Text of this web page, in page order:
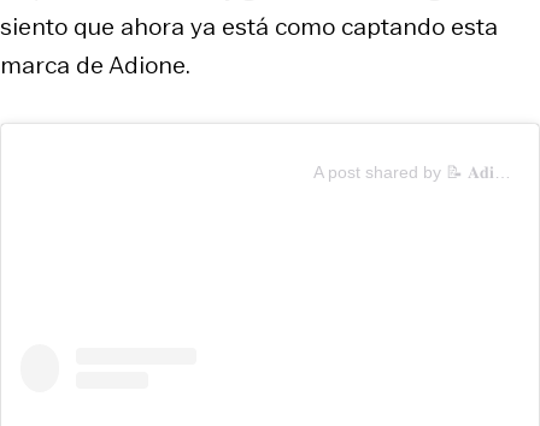
siento que ahora ya está como captando esta
marca de Adione.